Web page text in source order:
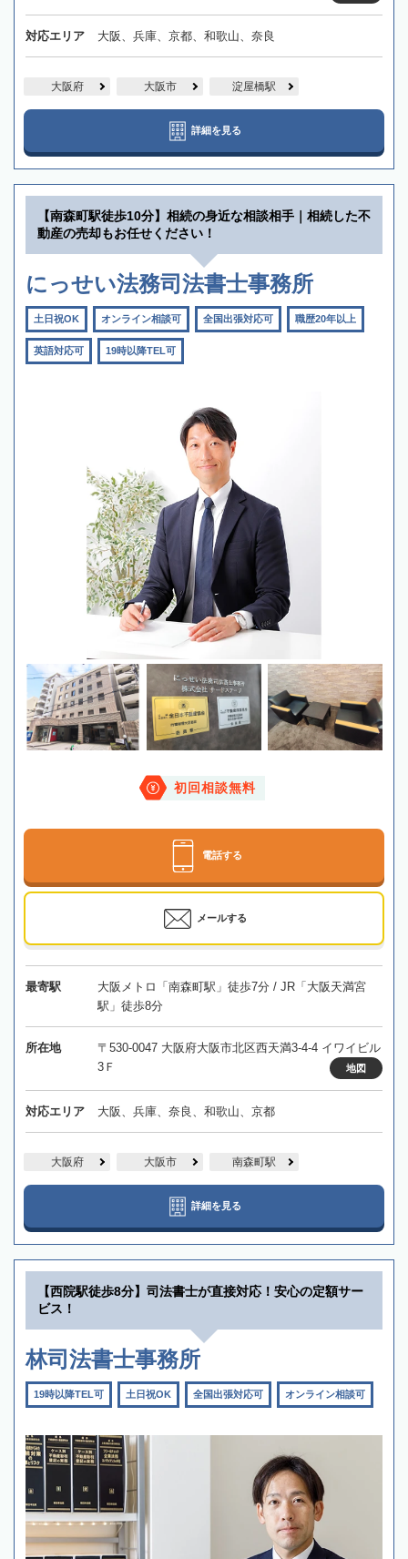
対応エリア 大阪、兵庫、京都、和歌山、奈良
大阪府 大阪市 淀屋橋駅
詳細を見る
【南森町駅徒歩10分】相続の身近な相談相手｜相続した不
動産の売却もお任せください！
にっせい法務司法書士事務所
土日祝OK オンライン相談可 全国出張対応可 職歴20年以上
英語対応可 19時以降TEL可
初回相談無料
電話する
メールする
最寄駅
大阪メトロ「南森町駅」徒歩7分 / JR「大阪天満宮
駅」徒歩8分
所在地
〒530-0047 大阪府大阪市北区西天満3-4-4 イワイビル
3Ｆ
地図
対応エリア 大阪、兵庫、奈良、和歌山、京都
大阪府 大阪市 南森町駅
詳細を見る
【西院駅徒歩8分】司法書士が直接対応！安心の定額サー
ビス！
林司法書士事務所
19時以降TEL可 土日祝OK 全国出張対応可 オンライン相談可